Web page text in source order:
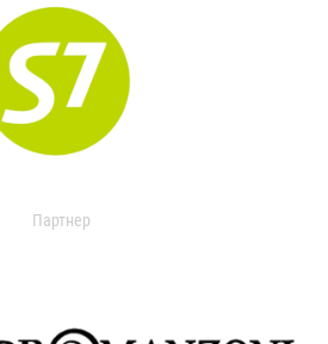
Партнер